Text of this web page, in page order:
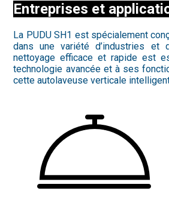
Entreprises et
La PUDU SH1 est spécialement
dans une variété d’industries et
nettoyage efficace et rapide est
technologie avancée et à ses
cette autolaveuse verticale